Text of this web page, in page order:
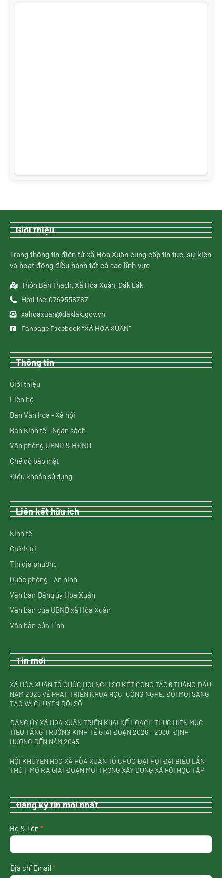
Giới thiệu
Trang thông tin điện tử xã Hòa Xuân cung cấp tin tức, sự kiện
và hoạt động điều hành tất cả các lĩnh vực
Thôn Bàn Thạch, Xã Hòa Xuân, Đắk Lắk
HotLine: 0769558787
xahoaxuan@daklak.gov.vn
Fanpage Facebook “XÃ HOÀ XUÂN”
Thông tin
Giới thiệu
Liên hệ
Ban Văn hóa - Xã hội
Ban Kinh tế - Ngân sách
Văn phòng UBND & HĐND
Chế độ bảo mật
Điều khoản sử dụng
Liên kết hữu ích
Kinh tế
Chính trị
Tin địa phương
Quốc phòng - An ninh
Văn bản Đảng ủy Hòa Xuân
Văn bản của UBND xã Hòa Xuân
Văn bản của Tỉnh
Tin mới
XÃ HÒA XUÂN TỔ CHỨC HỘI NGHỊ SƠ KẾT CÔNG TÁC 6 THÁNG ĐẦU
NĂM 2026 VỀ PHÁT TRIỂN KHOA HỌC, CÔNG NGHỆ, ĐỔI MỚI SÁNG
TẠO VÀ CHUYỂN ĐỔI SỐ
ĐẢNG ỦY XÃ HÒA XUÂN TRIỂN KHAI KẾ HOẠCH THỰC HIỆN MỤC
TIÊU TĂNG TRƯỞNG KINH TẾ GIAI ĐOẠN 2026 – 2030, ĐỊNH
HƯỚNG ĐẾN NĂM 2045
HỘI KHUYẾN HỌC XÃ HÒA XUÂN TỔ CHỨC ĐẠI HỘI ĐẠI BIỂU LẦN
THỨ I, MỞ RA GIAI ĐOẠN MỚI TRONG XÂY DỰNG XÃ HỘI HỌC TẬP
Đăng ký tin mới nhất
nhận
tin
nhất
Họ & Tên *
Địa chỉ Email*